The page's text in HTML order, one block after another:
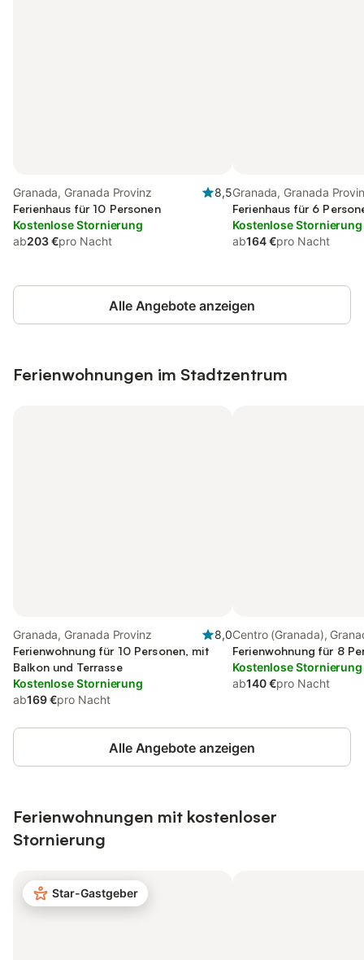
Granada, Granada Provinz
8,5
Ferienhaus für 10 Personen
Kostenlose Stornierung
ab203 €pro Nacht
Granada, Granada
Ferienhaus für 6
Kostenlose Stornierung
ab164 €pro Nacht
Alle Angebote anzeigen
Ferienwohnungen im Stadtzentrum
Granada, Granada Provinz
8,0
Ferienwohnung für 10 Personen, mit
Balkon und Terrasse
Kostenlose Stornierung
ab169 €pro Nacht
Centro (Granada),
Ferienwohnung für 8
Kostenlose Stornierung
ab140 €pro Nacht
Alle Angebote anzeigen
Ferienwohnungen mit kostenloser
Stornierung
Star-Gastgeber